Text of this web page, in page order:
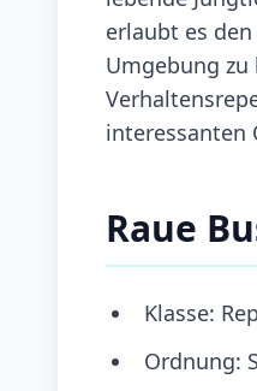
erlaubt es
Umgebung zu
interessanten
Raue
Klasse:
Ordnung: